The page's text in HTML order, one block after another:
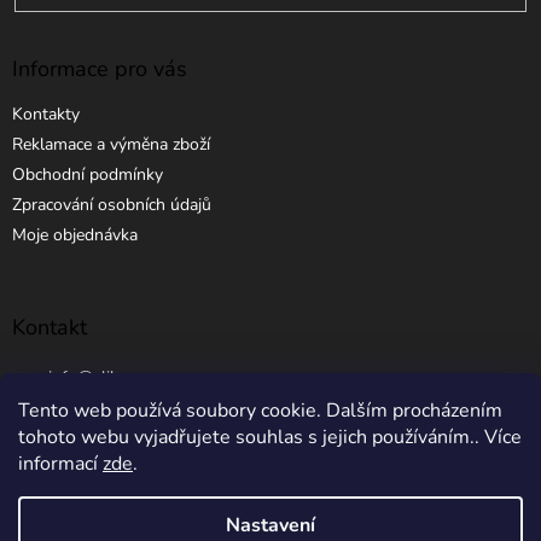
Tento web používá soubory cookie. Dalším procházením
tohoto webu vyjadřujete souhlas s jejich používáním.. Více
informacízde.
Nastavení
Informace pro vás
Kontakty
Reklamace a výměna zboží
Obchodní podmínky
Zpracování osobních údajů
Moje objednávka
Kontakt
info @ elibros.cz
+420 734 184 444